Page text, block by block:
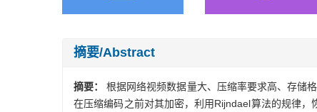
摘要/Abstract
摘要：根据网络视频数据量大、压缩率要求高、存储
在压缩编码之前对其加密，利用Rijndael算法的规律